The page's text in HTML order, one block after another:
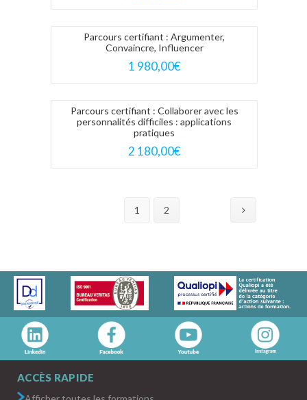
Parcours certifiant : Argumenter,
Convaincre, Influencer
1 980,00€
Parcours certifiant : Collaborer avec les
personnalités difficiles : applications
pratiques
2 180,00€
1 2
ACCÈS RAPIDE